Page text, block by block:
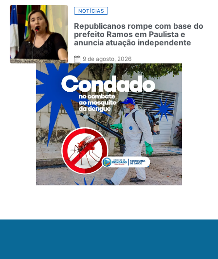
NOTÍCIAS
Republicanos rompe com base do
prefeito Ramos em Paulista e
anuncia atuação independente
9 de agosto, 2026